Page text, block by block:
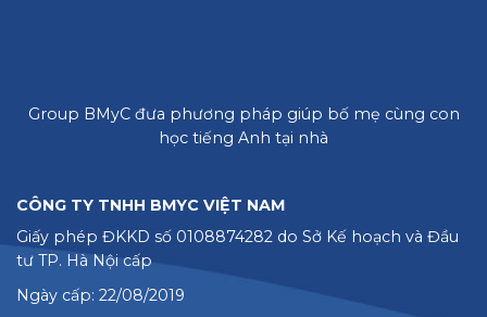
Group BMyC đưa phương pháp giúp bố mẹ cùng con
học tiếng Anh tại nhà
CÔNG TY TNHH BMYC VIỆT NAM
Giấy phép ĐKKD số 0108874282 do Sở Kế hoạch và Đầu
tư TP. Hà Nội cấp
Ngày cấp: 22/08/2019